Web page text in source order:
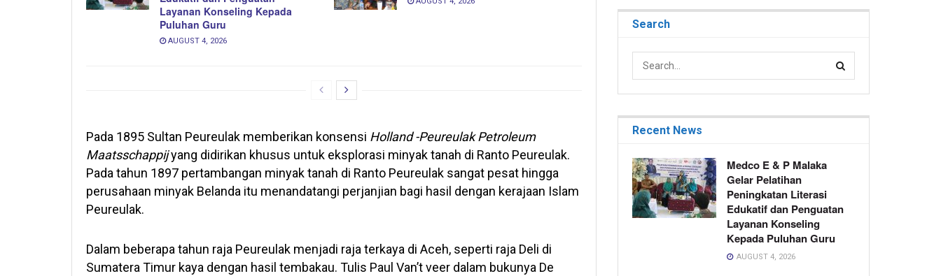
Layanan Konseling Kepada
Puluhan Guru
AUGUST 4, 2026
Pada 1895 Sultan Peureulak memberikan konsensi Holland -Peureulak Petroleum
Maatsschappijyang didirikan khusus untuk eksplorasi minyak tanah di Ranto Peureulak.
Pada tahun 1897 pertambangan minyak tanah di Ranto Peureulak sangat pesat hingga
perusahaan minyak Belanda itu menandatangi perjanjian bagi hasil dengan kerajaan Islam
Peureulak.
Dalam beberapa tahun raja Peureulak menjadi raja terkaya di Aceh, seperti raja Deli di
Sumatera Timur kaya dengan hasil tembakau. Tulis Paul Van’t veer dalam bukunya De
Search
Recent News
Medco E & P Malaka
Gelar Pelatihan
Peningkatan Literasi
Edukatif dan Penguatan
Layanan Konseling
Kepada Puluhan Guru
AUGUST 4, 2026